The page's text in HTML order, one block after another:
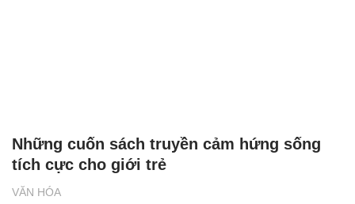
VĂN HÓA
Những cuốn sách truyền cảm hứng sống
tích cực cho giới trẻ